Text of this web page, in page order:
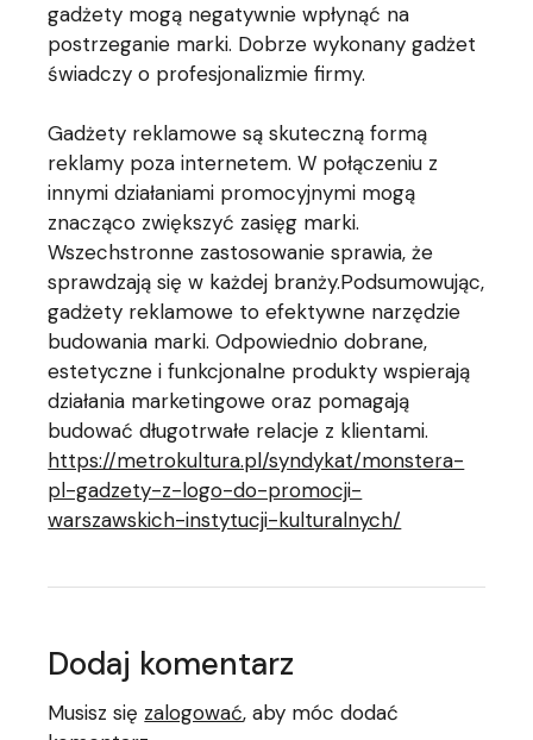
gadżety mogą negatywnie wpłynąć na
postrzeganie marki. Dobrze wykonany gadżet
świadczy o profesjonalizmie firmy.
Gadżety reklamowe są skuteczną formą
reklamy poza internetem. W połączeniu z
innymi działaniami promocyjnymi mogą
znacząco zwiększyć zasięg marki.
Wszechstronne zastosowanie sprawia, że
sprawdzają się w każdej branży.Podsumowując,
gadżety reklamowe to efektywne narzędzie
budowania marki. Odpowiednio dobrane,
estetyczne i funkcjonalne produkty wspierają
działania marketingowe oraz pomagają
budować długotrwałe relacje z klientami.
https://metrokultura.pl/syndykat/monstera-
pl-gadzety-z-logo-do-promocji-
warszawskich-instytucji-kulturalnych/
Dodaj komentarz
Musisz się zalogować, aby móc dodać